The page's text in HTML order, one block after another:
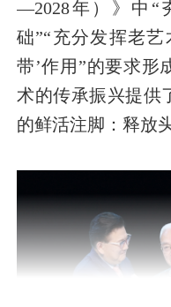
—2028年）》中“
础”“充分发挥老
带’作用”的要求形
术的传承振兴提供
的鲜活注脚：释放